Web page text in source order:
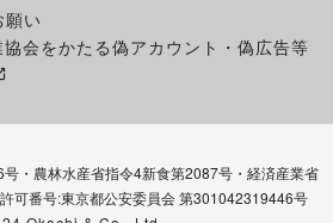
い
会をかたる偽アカウント・偽広告等
・農林水産省指令4新食第2087号・経済産業省
可番号:東京都公安委員会 第301042319446号